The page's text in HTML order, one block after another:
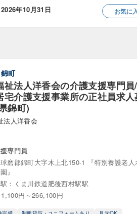
み 夕方から・夕方のみ勤務可
日のみ勤務 年間休日110日以上
からOK
制
歓迎
ーク・副業可 ブランク可・歓迎
年齢不問・70代OK
年10月31日
お気に
錦町
祉法人洋香会の介護支援専門員
宅介護支援事業所の正社員求
錦町)
法人洋香会
専門員
磨郡錦町大字木上北150-1 『特別養護老人
』
：くま川鉄道肥後西村駅駅
円～266,100円